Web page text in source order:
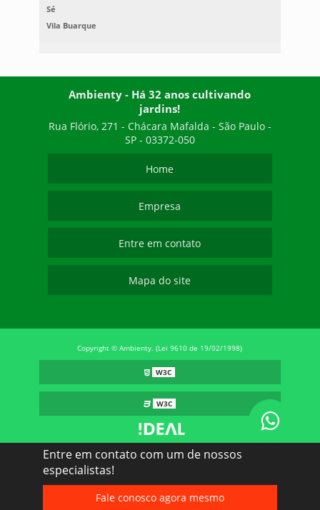
Entre em contato com um de nossos
especialistas!
Fale conosco agora mesmo
Sé
Vila Buarque
Ambienty - Há 32 anos cultivando
jardins!
Rua Flório, 271 - Chácara Mafalda - São Paulo -
SP - 03372-050
Home
Empresa
Entre em contato
Mapa do site
Copyright © Ambienty. (Lei 9610 de 19/02/1998)
W3C
W3C